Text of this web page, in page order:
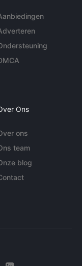
Ons
ons
team
blog